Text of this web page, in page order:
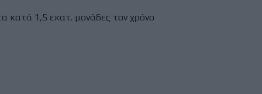
κατά 1,5 εκατ. μονάδες τον χρόνο